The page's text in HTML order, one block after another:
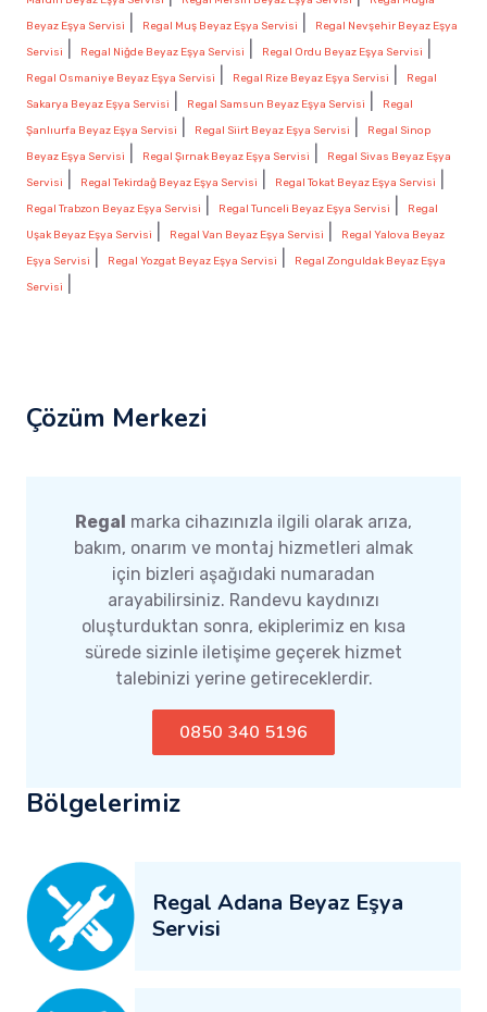
Beyaz Eşya Servisi
Regal Muş Beyaz Eşya Servisi
Regal Nevşehir Beyaz Eşya
Servisi
Regal Niğde Beyaz Eşya Servisi Regal Ordu Beyaz Eşya Servisi
Regal Osmaniye Beyaz Eşya Servisi Regal Rize Beyaz Eşya Servisi
Regal
Sakarya Beyaz Eşya Servisi
Regal Samsun Beyaz Eşya Servisi
Regal
Şanlıurfa Beyaz Eşya Servisi
Regal Siirt Beyaz Eşya Servisi
Regal Sinop
Beyaz Eşya Servisi
Regal Şırnak Beyaz Eşya Servisi
Regal Sivas Beyaz Eşya
Servisi
Regal Tekirdağ Beyaz Eşya Servisi Regal Tokat Beyaz Eşya Servisi
Regal Trabzon Beyaz Eşya Servisi Regal Tunceli Beyaz Eşya Servisi
Regal
Uşak Beyaz Eşya Servisi
Regal Van Beyaz Eşya Servisi
Regal Yalova Beyaz
Eşya Servisi
Regal Yozgat Beyaz Eşya Servisi
Regal Zonguldak Beyaz Eşya
Servisi
Çözüm Merkezi
Regal marka cihazınızla ilgili olarak arıza,
bakım, onarım ve montaj hizmetleri almak
için bizleri aşağıdaki numaradan
arayabilirsiniz. Randevu kaydınızı
oluşturduktan sonra, ekiplerimiz en kısa
sürede sizinle iletişime geçerek hizmet
talebinizi yerine getireceklerdir.
0850 340 5196
Bölgelerimiz
Regal Adana Beyaz Eşya
Servisi